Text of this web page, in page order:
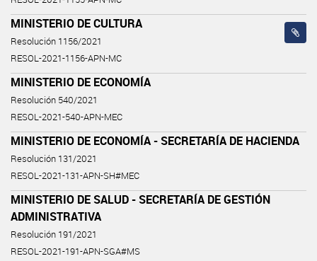
MINISTERIO DE CULTURA
Resolución 1156/2021
RESOL-2021-1156-APN-MC
MINISTERIO DE ECONOMÍA
Resolución 540/2021
RESOL-2021-540-APN-MEC
MINISTERIO DE ECONOMÍA - SECRETARÍA DE HACIENDA
Resolución 131/2021
RESOL-2021-131-APN-SH#MEC
MINISTERIO DE SALUD - SECRETARÍA DE GESTIÓN
ADMINISTRATIVA
Resolución 191/2021
RESOL-2021-191-APN-SGA#MS